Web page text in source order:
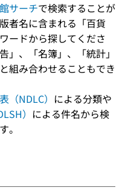
サーチで検索することが
者名に含まれる「百貨
ードから探してくださ
」、「名簿」、「統計」
組み合わせることもでき
（NDLC） による分類や
） による件名から検
。